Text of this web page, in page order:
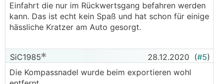
Einfahrt die nur im Rückwertsgang befahren werden
kann. Das ist echt kein Spaß und hat schon für einige
hässliche Kratzer am Auto gesorgt.
SiC1985 28.12.2020 (#5)
Die Kompassnadel wurde beim exportieren wohl